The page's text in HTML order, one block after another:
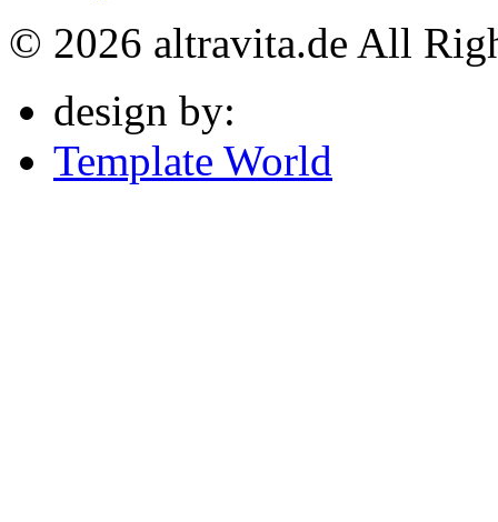
© 2026 altravita.de All
design by:
Template World